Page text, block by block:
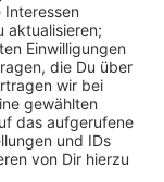
im Fall der
dass die
von
von
werden, bis
Änderungen